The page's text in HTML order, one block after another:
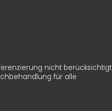
nicht berücksichtigt
für alle